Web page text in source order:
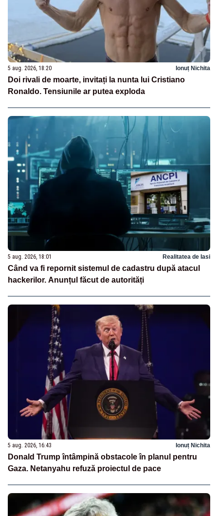
5 aug. 2026, 18:20 Ionuț Nichita
Doi rivali de moarte, invitați la nunta lui Cristiano
Ronaldo. Tensiunile ar putea exploda
5 aug. 2026, 18:01 Realitatea de Iasi
Când va fi repornit sistemul de cadastru după atacul
hackerilor. Anunțul făcut de autorități
5 aug. 2026, 16:43 Ionuț Nichita
Donald Trump întâmpină obstacole în planul pentru
Gaza. Netanyahu refuză proiectul de pace